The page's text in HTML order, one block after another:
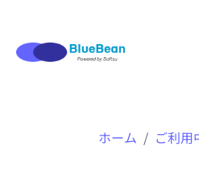
ホーム ご利用